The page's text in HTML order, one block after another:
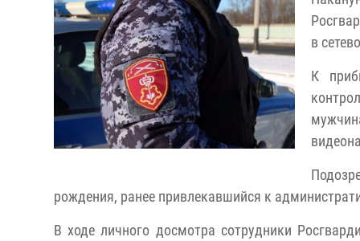
в
К
рождения, ранее привлекавшийся к
В ходе личного досмотра сотрудники